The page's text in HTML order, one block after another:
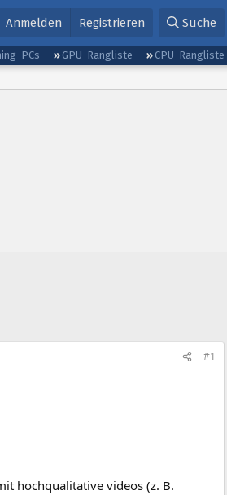
Anmelden Registrieren Suche
PCs GPU-Rangliste
CPU-Rangliste
#1
hochqualitative videos (z. B.